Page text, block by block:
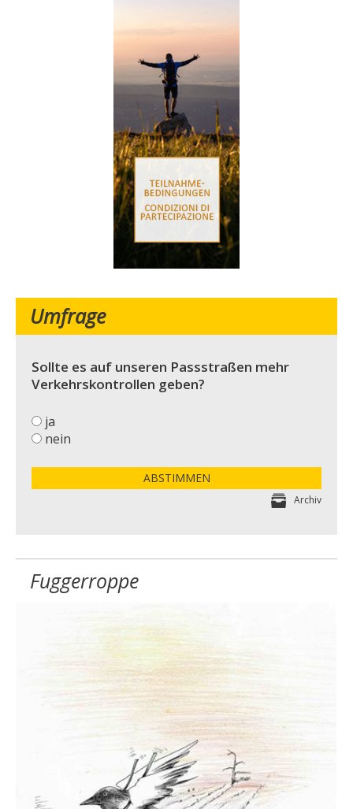
Umfrage
Sollte es auf unseren Passstraßen mehr
Verkehrskontrollen geben?
ja
nein
ABSTIMMEN
Archiv
Fuggerroppe